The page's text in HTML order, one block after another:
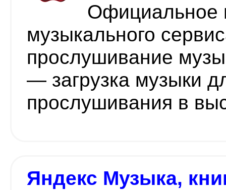
Официальное
музыкального
прослушивание
— загрузка музыки
прослушивания в
Яндекс Музыка,